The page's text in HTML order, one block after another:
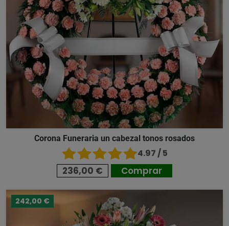
Corona Funeraria un cabezal tonos rosados
4.97 / 5
236,00 € Comprar
242,00 €